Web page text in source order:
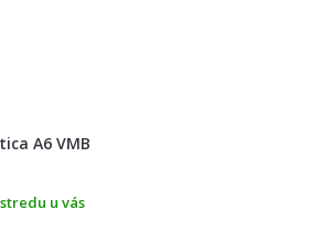
A6 VMB
u vás